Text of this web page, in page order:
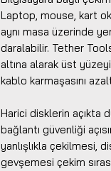
Laptop, mouse, kart
aynı masa üzerinde
daralabilir. Tether
altına alarak üst
kablo karmaşasını
Harici disklerin açıkta
bağlantı güvenliği
yanlışlıkla çekilmesi,
gevşemesi çekim